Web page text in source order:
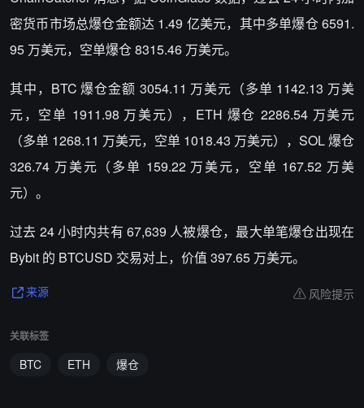
密货币市场总爆仓金额达 1.49 亿美元，其中多单爆仓 6591.
95 万美元，空单爆仓 8315.46 万美元。
其中，BTC 爆仓金额 3054.11 万美元（多单 1142.13 万美
元，空单 1911.98 万美元），ETH 爆仓 2286.54 万美元
（多单 1268.11 万美元，空单 1018.43 万美元），SOL 爆仓
326.74 万美元（多单 159.22 万美元，空单 167.52 万美
元）。
过去 24 小时内共有 67,639 人被爆仓，最大单笔爆仓出现在
Bybit 的 BTCUSD 交易对上，价值 397.65 万美元。
来源 风险提示
关联标签
BTC ETH 爆仓